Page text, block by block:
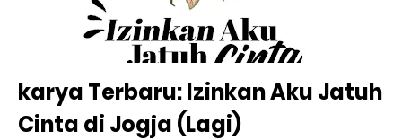
karya Terbaru: Izinkan Aku Jatuh
Cinta di Jogja (Lagi)